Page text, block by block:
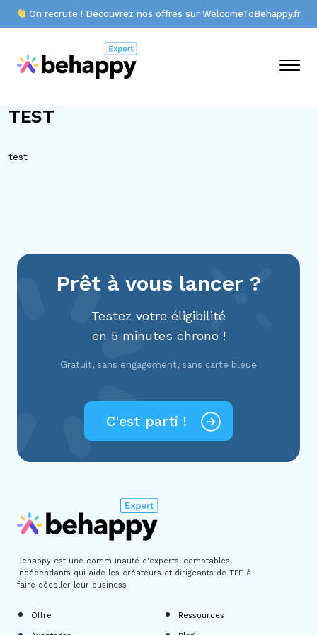
On recrute ! Découvrez nos offres sur WelcomeToBehappy.fr
TEST
test
Prêt à vous lancer ?
Testez votre éligibilité
en 5 minutes chrono !
Gratuit, sans engagement, sans carte bleue
C'est parti !
Behappy est une communauté d'experts-comptables
indépendants qui aide les créateurs et dirigeants de TPE à
faire décoller leur business
Offre Ressources